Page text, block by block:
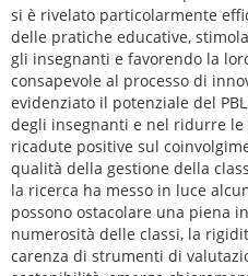
si è rivelato particolarmente
delle pratiche educative,
gli insegnanti e favorendo la
consapevole al processo di
evidenziato il potenziale del
degli insegnanti e nel ridurre
ricadute positive sul
qualità della gestione della
la ricerca ha messo in luce
possono ostacolare una piena
numerosità delle classi, la
carenza di strumenti di